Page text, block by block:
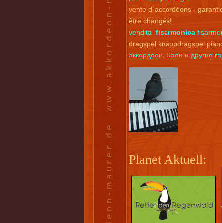
vente d´accordéons -
être changés!
vendita fisarmonica
dragspel knappdragspel
аккордеон, Баян и другие
Planet Aktuell: